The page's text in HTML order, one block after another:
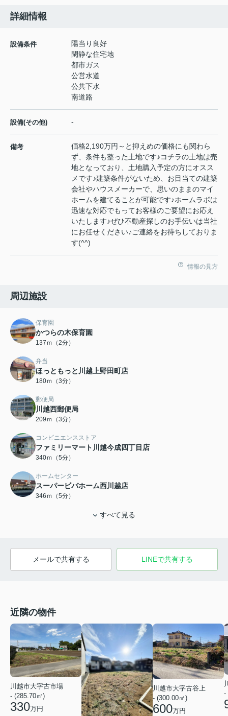
詳細情報
設備条件
陽当り良好
閑静な住宅地
都市ガス
公営水道
公共下水
南道路
設備(その他) -
備考
価格2,190万円～と抑えめの価格にも関わら
ず、条件も整った土地です♪コチラの土地は売
地となっており、土地購入予定の方にオスス
メです♪建築条件がないため、お目当ての建築
会社やハウスメーカーで、思いのままのマイ
ホームを建てることが可能です♪ホームラボは
迅速な対応でもってお客様のご要望にお応え
いたします♪ぜひ不動産探しのお手伝いは当社
にお任せください♪ご連絡をお待ちしておりま
す(^^)
情報の見方
周辺施設
保育園
かつらの木保育園
137ｍ（2分）
弁当
ほっともっと川越上野田町店
180ｍ（3分）
郵便局
川越西郵便局
209ｍ（3分）
コンビニエンスストア
ファミリーマート川越今成四丁目店
340ｍ（5分）
ホームセンター
スーパービバホーム西川越店
346ｍ（5分）
すべて見る
メールで共有する LINEで共有する
近隣の物件
川越市大字古市場
- (285.70㎡)
330万円
川越市大字古谷上
- (300.00㎡)
600万円
-